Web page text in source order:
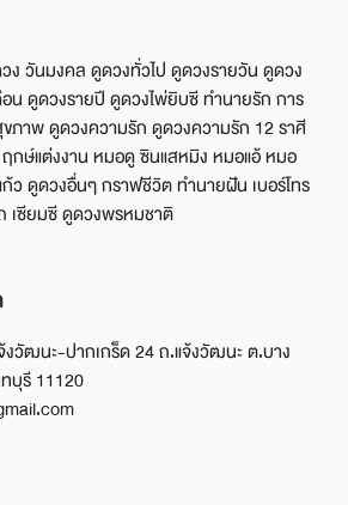
ง วันมงคล ดูดวงทั่วไป ดูดวงรายวัน ดูดวง
น ดูดวงรายปี ดูดวงไพ่ยิบซี ทำนายรัก การ
ขภาพ ดูดวงความรัก ดูดวงความรัก 12 ราศี
กษ์แต่งงาน หมอดู ซินแสหมิง หมอแอ้ หมอ
ว ดูดวงอื่นๆ กราฟชีวิต ทำนายฝัน เบอร์โทร
เซียมซี ดูดวงพรหมชาติ
งวัฒนะ-ปากเกร็ด 24 ถ.แจ้งวัฒนะ ต.บาง
บุรี 11120